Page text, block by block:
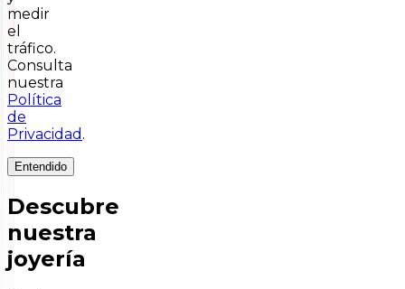
medir
el
tráfico.
Consulta
nuestra
Política
de
Privacidad .
Entendido
Descubre
nuestra
joyería